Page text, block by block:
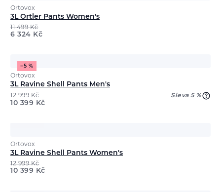
Ortovox
3L Ortler Pants Women's
11 499Kč
6 324 Kč
−5 %
Ortovox
3L Ravine Shell Pants Men's
12 999Kč Sleva 5 %
10 399 Kč
Ortovox
3L Ravine Shell Pants Women's
12 999Kč
10 399 Kč